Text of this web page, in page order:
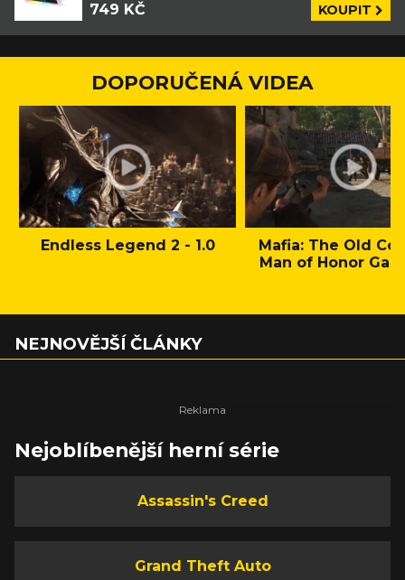
749 KČ KOUPIT
DOPORUČENÁ VIDEA
Endless Legend 2 - 1.0
Mafia: The Old
Man of Honor
NEJNOVĚJŠÍ ČLÁNKY
Nejoblíbenější herní série
Assassin's Creed
Grand Theft Auto